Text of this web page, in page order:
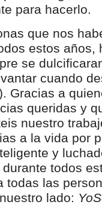
para hacerlo.
que nos
estos años,
se
cuando
Gracias a
queridas y
nuestro
a la vida por
y
todos
todas las
lado: